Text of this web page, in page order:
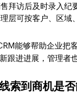
拜访后及时录入纪
层可按客户、区域
能够帮助企业把
跟进进展，管理者
索到商机是